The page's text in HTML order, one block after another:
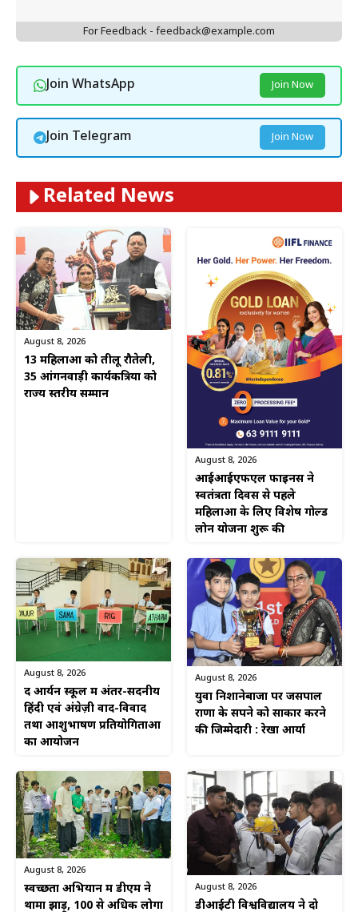
For Feedback - feedback@example.com
Join WhatsApp Join Now
Join Telegram Join Now
Related News
August 8, 2026
13 महिलाओं को तीलू रौतेली,
35 आंगनवाड़ी कार्यकत्रियों को
राज्य स्तरीय सम्मान
August 8, 2026
आईआईएफएल फाइनेंस ने
स्वतंत्रता दिवस से पहले
महिलाओं के लिए विशेष गोल्ड
लोन योजना शुरू की
August 8, 2026
द आर्यन स्कूल में अंतर-सदनीय
हिंदी एवं अंग्रेज़ी वाद-विवाद
तथा आशुभाषण प्रतियोगिताओं
का आयोजन
August 8, 2026
युवा निशानेबाजों पर जसपाल
राणा के सपने को साकार करने
की जिम्मेदारी : रेखा आर्या
August 8, 2026
स्वच्छता अभियान में डीएम ने
थामा झाड़ू, 100 से अधिक लोगों
August 8, 2026
डीआईटी विश्वविद्यालय ने दो